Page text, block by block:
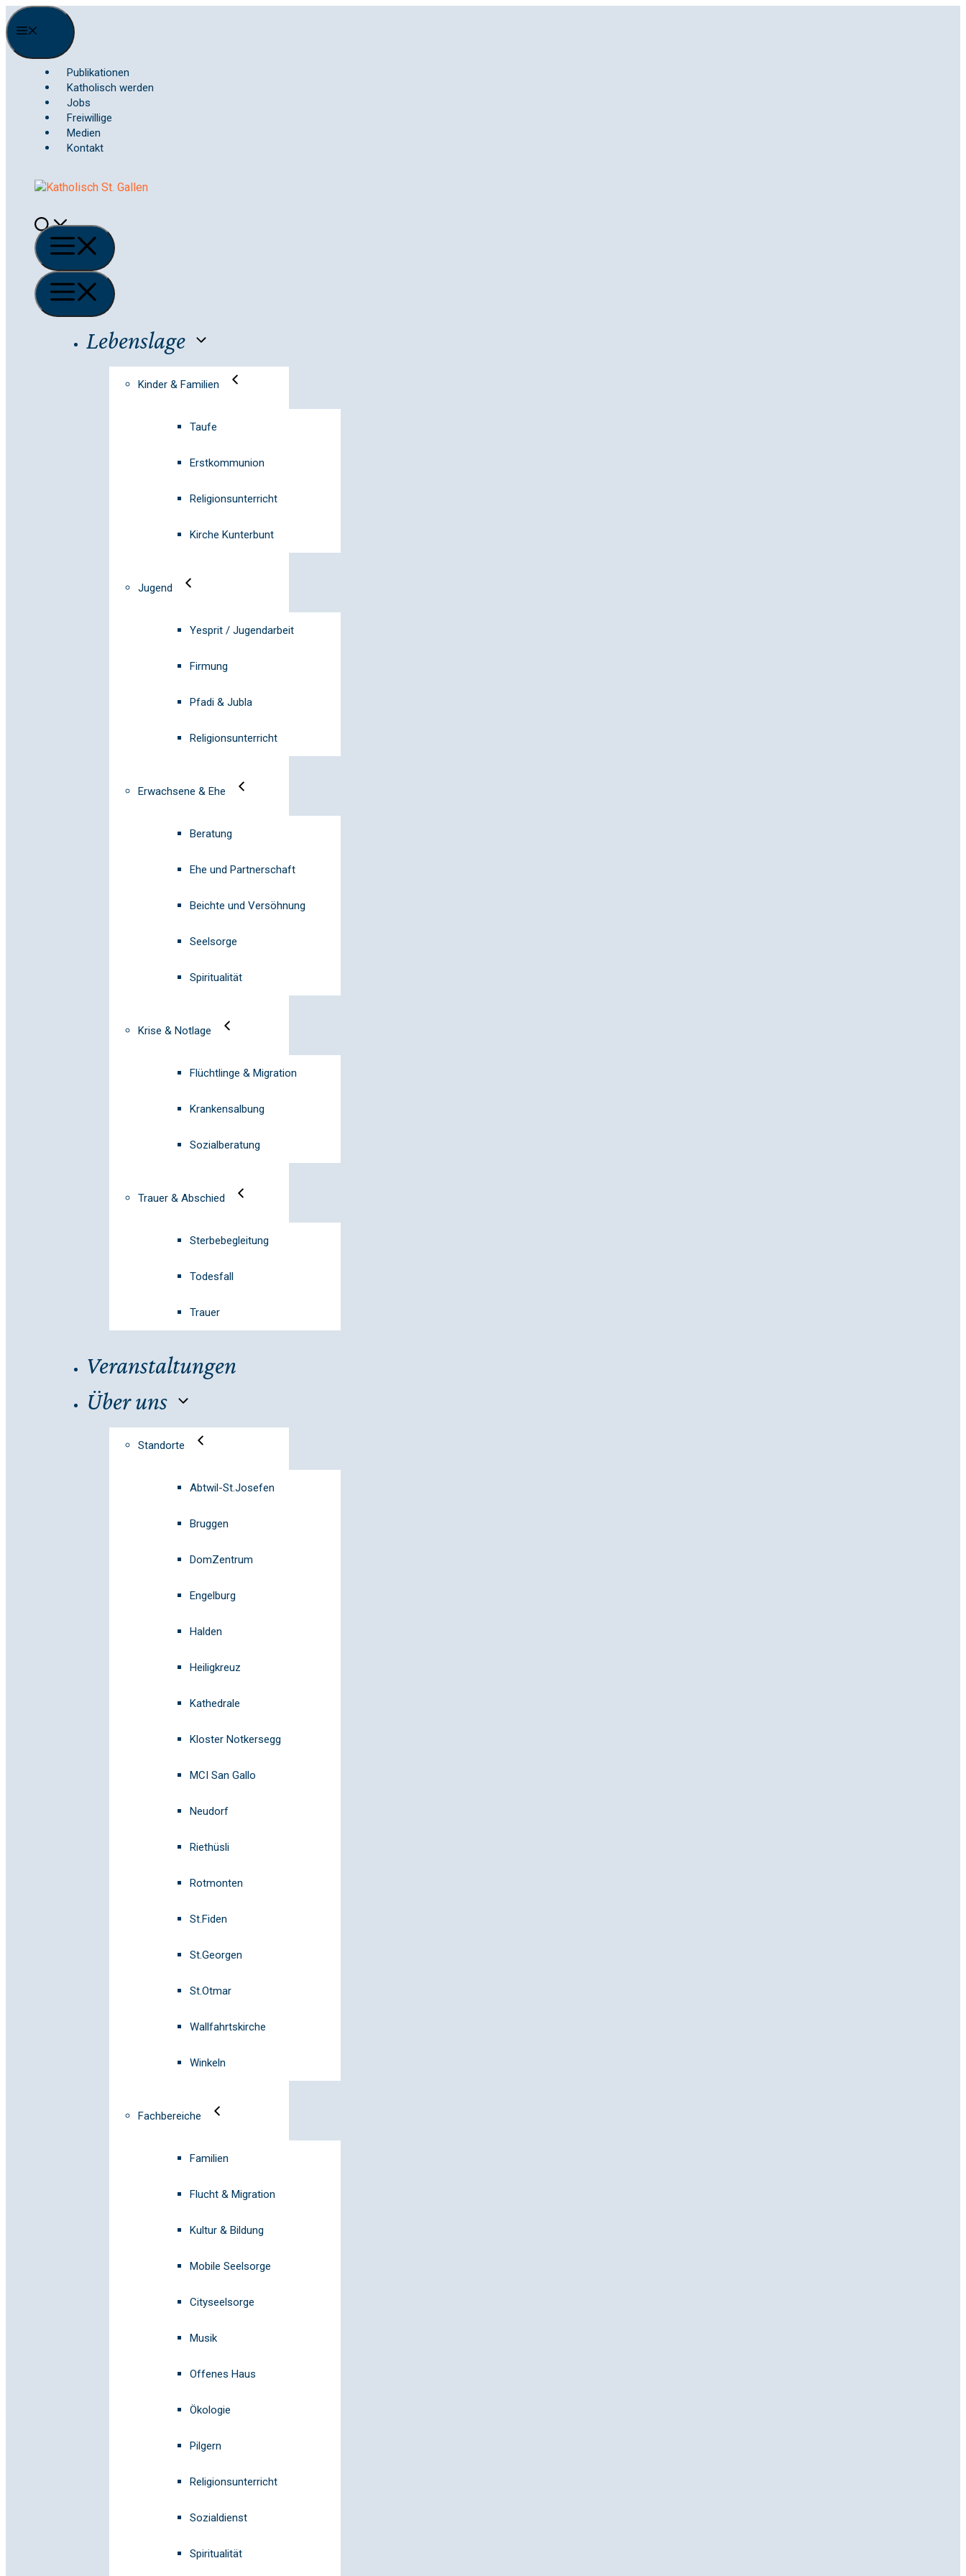
Springe
zum
Inhalt
Publikationen
Katholisch werden
Jobs
Freiwillige
Medien
Kontakt
Menü
Menü
Lebenslage
Kinder & Familien
Taufe
Erstkommunion
Religionsunterricht
Kirche Kunterbunt
Jugend
Yesprit / Jugendarbeit
Firmung
Pfadi & Jubla
Religionsunterricht
Erwachsene & Ehe
Beratung
Ehe und Partnerschaft
Beichte und Versöhnung
Seelsorge
Spiritualität
Krise & Notlage
Flüchtlinge & Migration
Krankensalbung
Sozialberatung
Trauer & Abschied
Sterbebegleitung
Todesfall
Trauer
Veranstaltungen
Über uns
Standorte
Abtwil-St.Josefen
Bruggen
DomZentrum
Engelburg
Halden
Heiligkreuz
Kathedrale
Kloster Notkersegg
MCI San Gallo
Neudorf
Riethüsli
Rotmonten
St.Fiden
St.Georgen
St.Otmar
Wallfahrtskirche
Winkeln
Fachbereiche
Familien
Flucht & Migration
Kultur & Bildung
Mobile Seelsorge
Cityseelsorge
Musik
Offenes Haus
Ökologie
Pilgern
Religionsunterricht
Sozialdienst
Spiritualität